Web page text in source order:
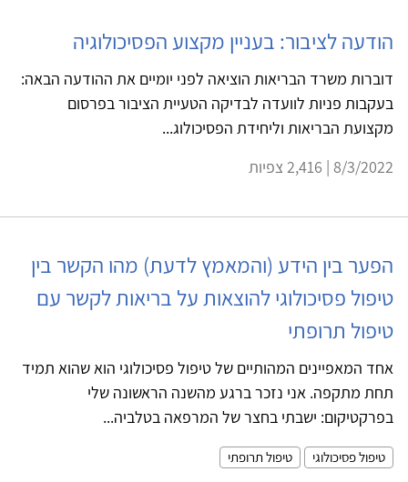
הודעה לציבור: בעניין מקצוע הפסיכולוגיה
דוברות משרד הבריאות הוציאה לפני יומיים את ההודעה הבאה:
בעקבות פניות לוועדה לבדיקה הטעיית הציבור בפרסום
מקצועת הבריאות וליחידת הפסיכולוג...
8/3/2022 | 2,416 צפיות
הפער בין הידע (והמאמץ לדעת) מהו הקשר בין
טיפול פסיכולוגי להוצאות על בריאות לקשר עם
טיפול תרופתי
אחד המאפיינים המהותיים של טיפול פסיכולוגי הוא שהוא תמיד
תחת מתקפה. אני נזכר ברגע מהשנה הראשונה שלי
בפרקטיקום: ישבתי בחצר של המרפאה בטלביה...
טיפול פסיכולוגי טיפול תרופתי